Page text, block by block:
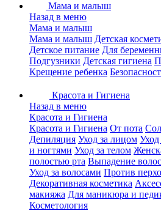
Мама и малыш
Назад в меню
Мама и малыш
Мама и малыш Детская
Детское питание Для
Подгузники Детская гигиена
Крещение ребенка
Красота и Гигиена
Назад в меню
Красота и Гигиена
Красота и Гигиена От пота
Депиляция Уход за лицом Уход
и ногтями Уход за телом
полостью рта Выпадение волос
Уход за волосами Против
Декоративная косметика
макияжа Для маникюра и
Косметология